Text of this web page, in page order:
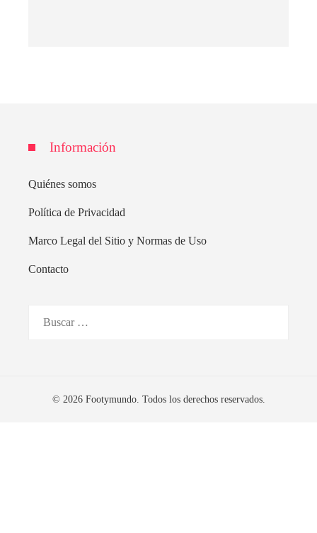
Información
Quiénes somos
Política de Privacidad
Marco Legal del Sitio y Normas de Uso
Contacto
© 2026 Footymundo. Todos los derechos reservados.